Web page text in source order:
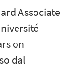
Associate
on
dal